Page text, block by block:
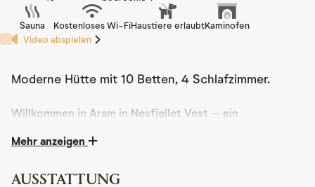
Sauna Kostenloses Wi-FiHaustiere erlaubtKaminofen
Video abspielen
Moderne Hütte mit 10 Betten, 4 Schlafzimmer.
Willkommen in Aram in Nesfjellet Vest – ein
malerischer Umgebung! Diese neu gebaute Kabine
Komfort und hochwertigen Materialien. Mit einer
Mehr anzeigen
AUSSTATTUNG